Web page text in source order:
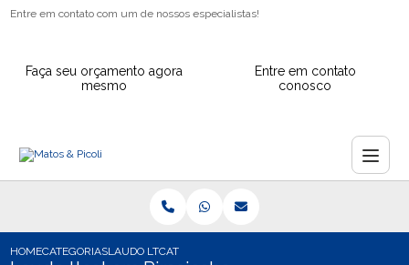
Entre em contato com um de nossos especialistas!
Faça seu orçamento agora
mesmo
Entre em contato
conosco
HOMECATEGORIASLAUDO LTCAT EM PIRACICABA